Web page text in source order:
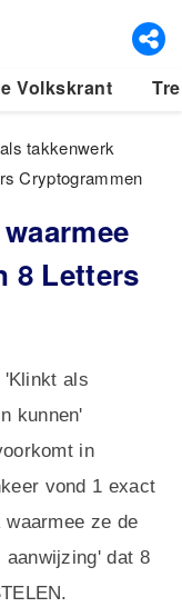
Volkskrant
takkenwerk
Cryptogrammen
8 Letters
'Klinkt als
kunnen'
in
vond 1 exact
ze de
aanwijzing' dat 8